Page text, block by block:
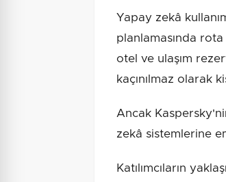
Yapay zekâ
planlamasında
otel ve ulaşım
kaçınılmaz olarak
Ancak
zekâ sistemlerine
Katılımcıların